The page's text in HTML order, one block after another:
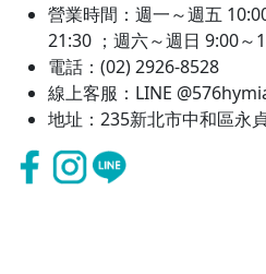
營業時間：週一～週五
21:30 ；週六～週日 9:00～
電話：(02) 2926-8528
線上客服：LINE
地址：235新北市中和區永